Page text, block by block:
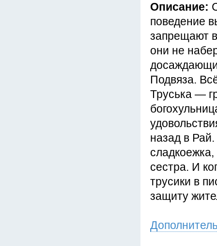
Описание:
поведение
запрещают
они не
Подвяза.
Труська —
назад в
сестра. И
трусики в
защиту